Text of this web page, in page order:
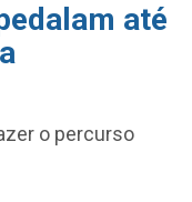
até
o percurso